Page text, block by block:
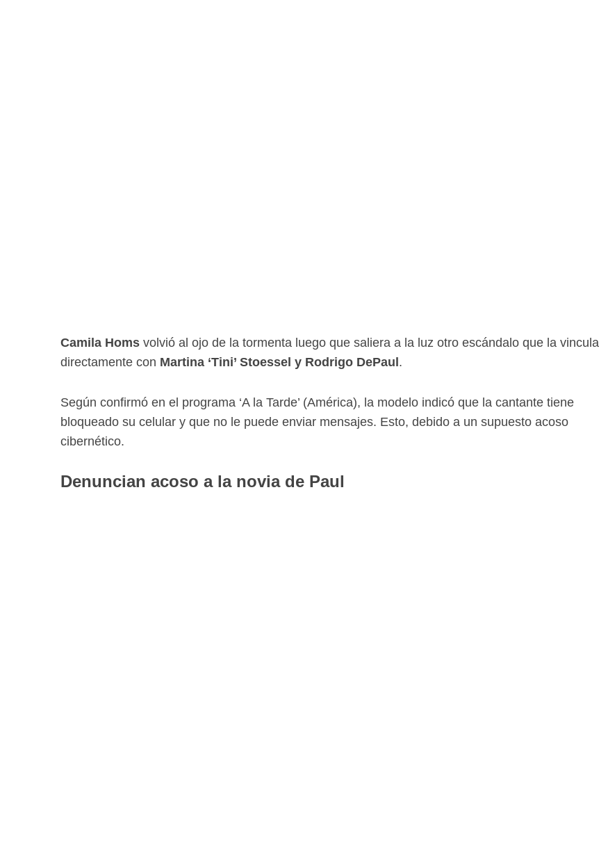
Camila Homs volvió al ojo de la tormenta luego que saliera a la luz otro escándalo que la vincula
directamente con Martina ‘Tini’ Stoessel y Rodrigo DePaul.
Según confirmó en el programa ‘A la Tarde’ (América), la modelo indicó que la cantante tiene
bloqueado su celular y que no le puede enviar mensajes. Esto, debido a un supuesto acoso
cibernético.
Denuncian acoso a la novia de Paul